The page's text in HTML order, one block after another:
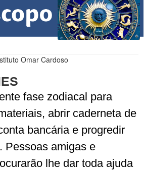
Omar Cardoso
fase zodiacal para
abrir caderneta de
bancária e progredir
Pessoas amigas e
lhe dar toda ajuda